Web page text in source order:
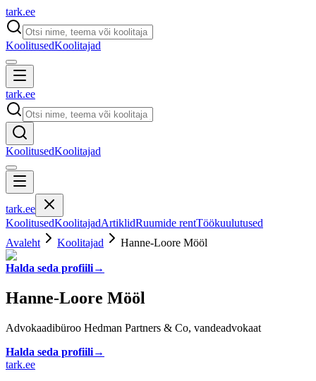
tark.ee
KoolitusedKoolitajad
tark.ee
KoolitusedKoolitajad
tark.ee
KoolitusedKoolitajadArtiklidRuumide rentTöökuulutused
Avaleht
Koolitajad Hanne-Loore Mööl
Halda seda profiili→
Hanne-Loore Mööl
Advokaadibüroo Hedman Partners & Co, vandeadvokaat
Halda seda profiili→
tark.ee